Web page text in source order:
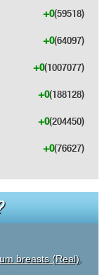
(59518)
+0
(64097)
+0
(1007077)
+0
(188128)
+0
(204450)
+0
(76627)
+0
breasts (Real),